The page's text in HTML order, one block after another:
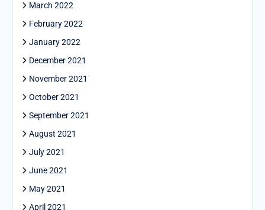
March 2022
February 2022
January 2022
December 2021
November 2021
October 2021
September 2021
August 2021
July 2021
June 2021
May 2021
April 2021